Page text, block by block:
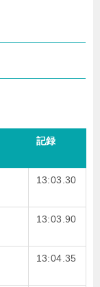
記録
13:03.30
13:03.90
13:04.35